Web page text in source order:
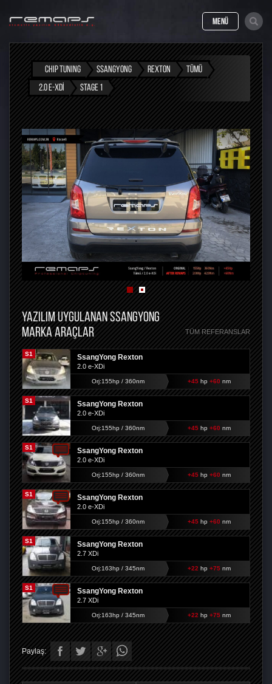
MENÜ
CHIP TUNING SSANGYONG REXTON
TÜMÜ
2.0 E-XDI
STAGE 1
YAZILIM UYGULANAN SSANGYONG
MARKA ARAÇLAR
TÜM REFERANSLAR
S1 SsangYong Rexton
2.0 e-XDi
Orj:155hp / 360nm +45hp +60 nm
S1 SsangYong Rexton
2.0 e-XDi
Orj:155hp / 360nm +45hp +60 nm
S1 SsangYong Rexton
2.0 e-XDi
Orj:155hp / 360nm +45hp +60 nm
S1 SsangYong Rexton
2.0 e-XDi
Orj:155hp / 360nm +45hp +60 nm
S1 SsangYong Rexton
2.7 XDi
Orj:163hp / 345nm +22 hp +75nm
S1 SsangYong Rexton
2.7 XDi
Orj:163hp / 345nm +22 hp +75nm
Paylaş: